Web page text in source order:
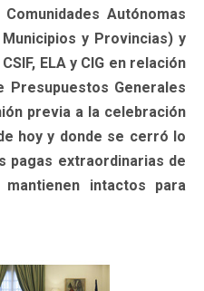
Autónomas
y Provincias) y
ELA y CIG en relación
Generales
previa a la celebración
hoy y donde se cerró lo
pagas extraordinarias de
intactos para